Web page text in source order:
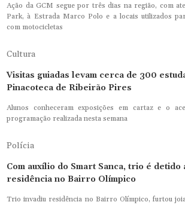
Ação da GCM segue por três dias na região, com
Park, à Estrada Marco Polo e a locais utilizados
com motocicletas
Cultura
Visitas guiadas levam cerca de 300
Pinacoteca de Ribeirão Pires
Alunos conheceram exposições em cartaz e o
programação realizada nesta semana
Polícia
Com auxílio do Smart Sanca, trio é detido
residência no Bairro Olímpico
Trio invadiu residência no Bairro Olímpico, furtou